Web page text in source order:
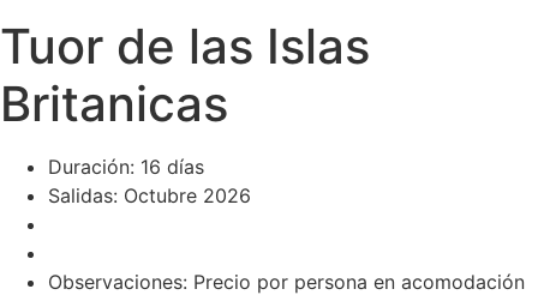
Tuor de las Islas
Britanicas
Duración: 16 días
Salidas: Octubre 2026
Observaciones: Precio por persona en acomodación